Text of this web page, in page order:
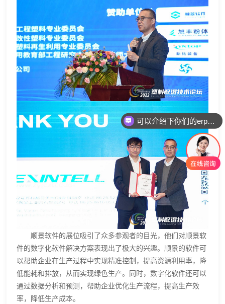
顺景软件的展位吸引了众多参观者的目光，他们对顺景软
件的数字化软件解决方案表现出了极大的兴趣。顺景的软件可
以帮助企业在生产过程中实现精准控制，提高资源利用率，降
低能耗和排放，从而实现绿色生产。同时，数字化软件还可以
通过数据分析和预测，帮助企业优化生产流程，提高生产效
率，降低生产成本。
可以介绍下你们的erp软件吗？
你们erp软件怎么收费的呢？